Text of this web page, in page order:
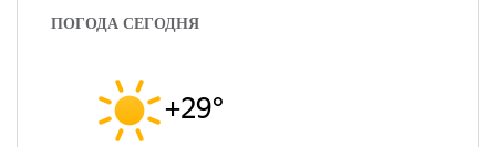
ПОГОДА СЕГОДНЯ